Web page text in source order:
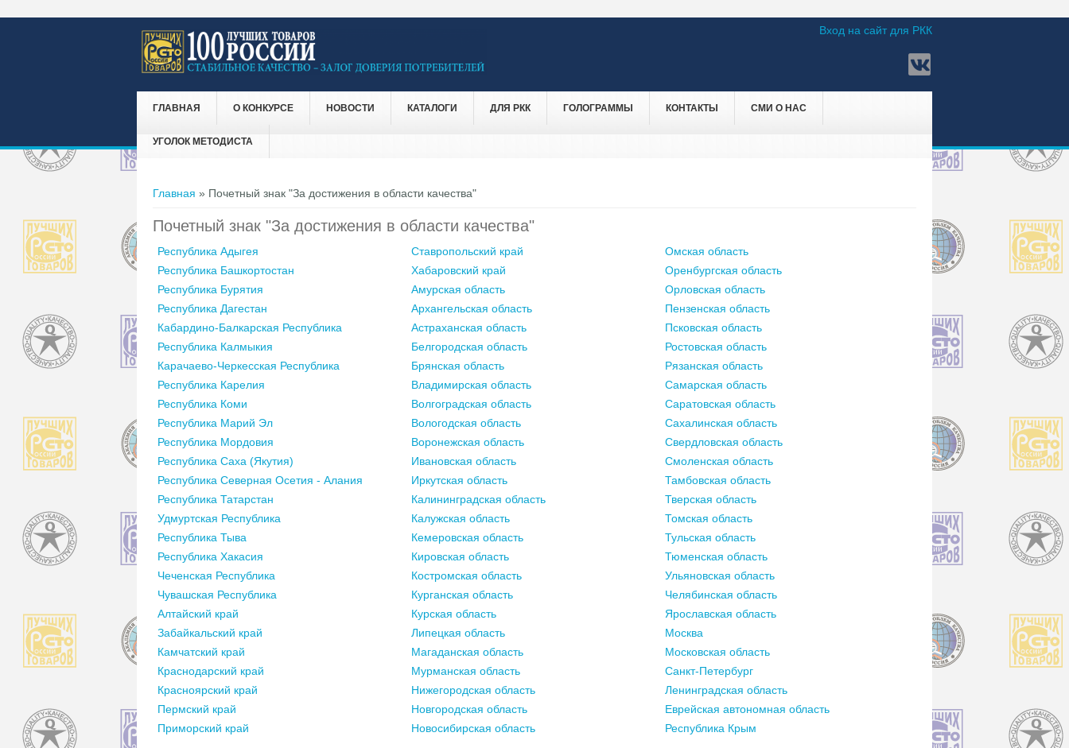
Вход на сайт для РКК
ГЛАВНАЯ О КОНКУРСЕ НОВОСТИ КАТАЛОГИ ДЛЯ РКК ГОЛОГРАММЫ КОНТАКТЫ СМИ О НАС
УГОЛОК МЕТОДИСТА
Вы здесь
Главная » Почетный знак "За достижения в области качества"
Почетный знак "За достижения в области качества"
Республика Адыгея Ставропольский край
Омская область
Республика Башкортостан
Хабаровский край
Оренбургская область
Республика Бурятия
Амурская область
Орловская область
Республика Дагестан
Архангельская область
Пензенская область
Кабардино-Балкарская Республика
Астраханская область
Псковская область
Республика Калмыкия
Белгородская область
Ростовская область
Карачаево-Черкесская Республика
Брянская область
Рязанская область
Республика Карелия
Владимирская область
Самарская область
Республика Коми
Волгоградская область
Саратовская область
Республика Марий Эл
Вологодская область
Сахалинская область
Республика Мордовия
Воронежская область
Свердловская область
Республика Саха (Якутия)
Ивановская область
Смоленская область
Республика Северная Осетия - Алания
Иркутская область
Тамбовская область
Республика Татарстан
Калининградская область
Тверская область
Удмуртская Республика
Калужская область
Томская область
Республика Тыва
Кемеровская область
Тульская область
Республика Хакасия
Кировская область
Тюменская область
Чеченская Республика
Костромская область
Ульяновская область
Чувашская Республика
Курганская область
Челябинская область
Алтайский край
Курская область
Ярославская область
Забайкальский край
Липецкая область
Москва
Камчатский край
Магаданская область
Московская область
Краснодарский край
Мурманская область
Санкт-Петербург
Красноярский край
Нижегородская область
Ленинградская область
Пермский край
Новгородская область
Еврейская автономная область
Приморский край
Новосибирская область Республика Крым